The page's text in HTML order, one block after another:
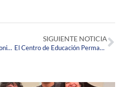
La Corpas celebra la Ceremonia de Entrega de Símbolos Enfermeros
SIGUIENTE NOTICIA
El Centro de Educación Permanente y Continuada presenta el conversatorio: ‘Toma de Decisiones y Voluntades en el Adulto Mayor Frágil’